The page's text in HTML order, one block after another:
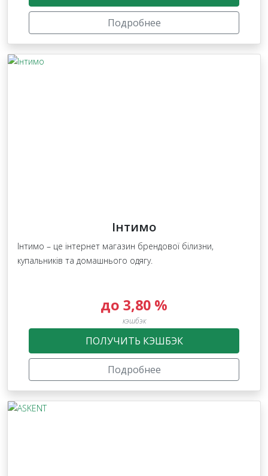
Подробнее
Інтимо
Інтимо – це інтернет магазин брендової білизни,
купальників та домашнього одягу.
до 3,80 %
кэшбэк
ПОЛУЧИТЬ КЭШБЭК
Подробнее